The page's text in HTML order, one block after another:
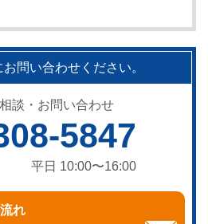
問い合わせください。
談・お問い合わせ
5847
平日 10:00〜16:00
れ